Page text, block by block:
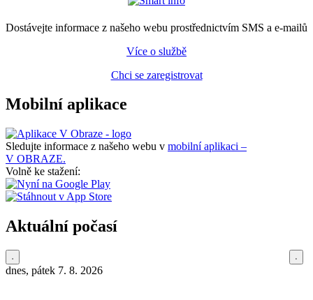
Dostávejte informace z našeho webu prostřednictvím SMS a e-mailů
Více o službě
Chci se zaregistrovat
Mobilní aplikace
Sledujte informace z našeho webu v mobilní aplikaci –
V OBRAZE.
Volně ke stažení:
Aktuální počasí
dnes, pátek 7. 8. 2026